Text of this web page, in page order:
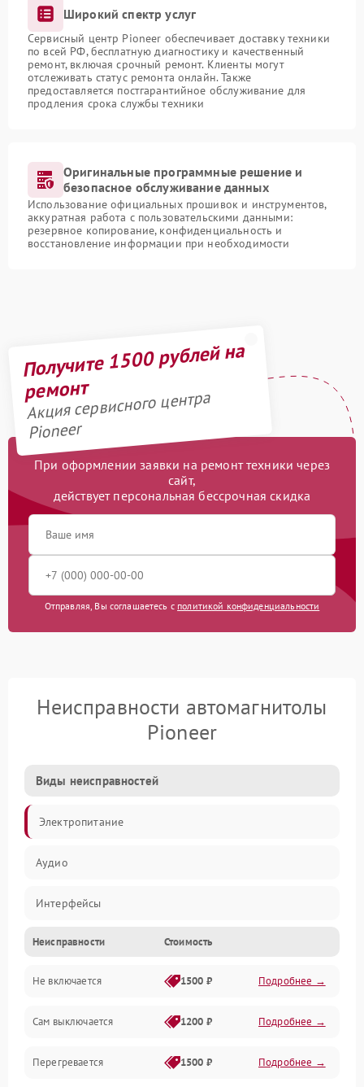
Широкий спектр услуг
Сервисный центр Pioneer обеспечивает доставку техники
по всей РФ, бесплатную диагностику и качественный
ремонт, включая срочный ремонт. Клиенты могут
отслеживать статус ремонта онлайн. Также
предоставляется постгарантийное обслуживание для
продления срока службы техники
Оригинальные программные решение и
безопасное обслуживание данных
Использование официальных прошивок и инструментов,
аккуратная работа с пользовательскими данными:
резервное копирование, конфиденциальность и
восстановление информации при необходимости
Получите 1500 рублей на
ремонт
Акция сервисного центра
Pioneer
При оформлении заявки на ремонт техники через
сайт,
действует персональная бессрочная скидка
Отправляя, Вы соглашаетесь с политикой конфиденциальности
Неисправности автомагнитолы
Pioneer
Виды неисправностей
Электропитание
Аудио
Интерфейсы
Управление
Неисправности Стоимость
Не включается 1500 ₽ Подробнее →
Сам выключается 1200 ₽ Подробнее →
Перегревается 1500 ₽ Подробнее →